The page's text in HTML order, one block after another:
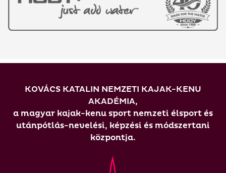
KOVÁCS KATALIN NEMZETI KAJAK-KENU
AKADÉMIA,
a magyar kajak-kenu sport nemzeti élsport és
utánpótlás-nevelési, képzési és módszertani
központja.